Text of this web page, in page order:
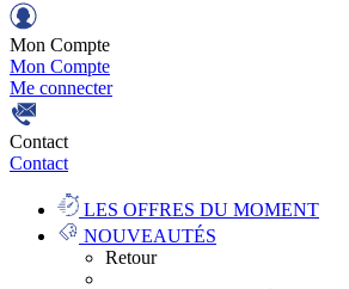
Mon Compte
Mon Compte
Me connecter
Contact
Contact
LES OFFRES DU MOMENT
NOUVEAUTÉS
Retour